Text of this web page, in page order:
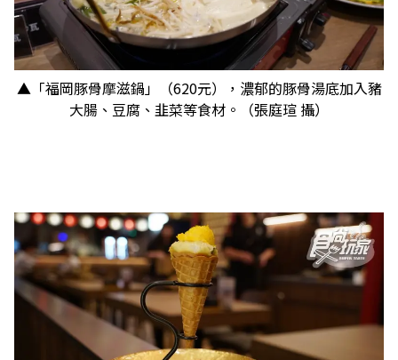
▲「福岡豚骨摩滋鍋」（620元），濃郁的豚骨湯底加入豬
大腸、豆腐、韭菜等食材。（張庭瑄 攝）